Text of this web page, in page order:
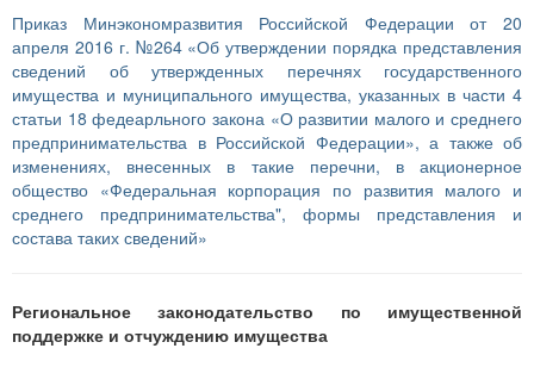
Приказ Минэкономразвития Российской Федерации от 20
апреля 2016 г. №264 «Об утверждении порядка представления
сведений об утвержденных перечнях государственного
имущества и муниципального имущества, указанных в части 4
статьи 18 федеарльного закона «О развитии малого и среднего
предпринимательства в Российской Федерации», а также об
изменениях, внесенных в такие перечни, в акционерное
общество «Федеральная корпорация по развития малого и
среднего предпринимательства", формы представления и
состава таких сведений»
Региональное законодательство по имущественной
поддержке и отчуждению имущества